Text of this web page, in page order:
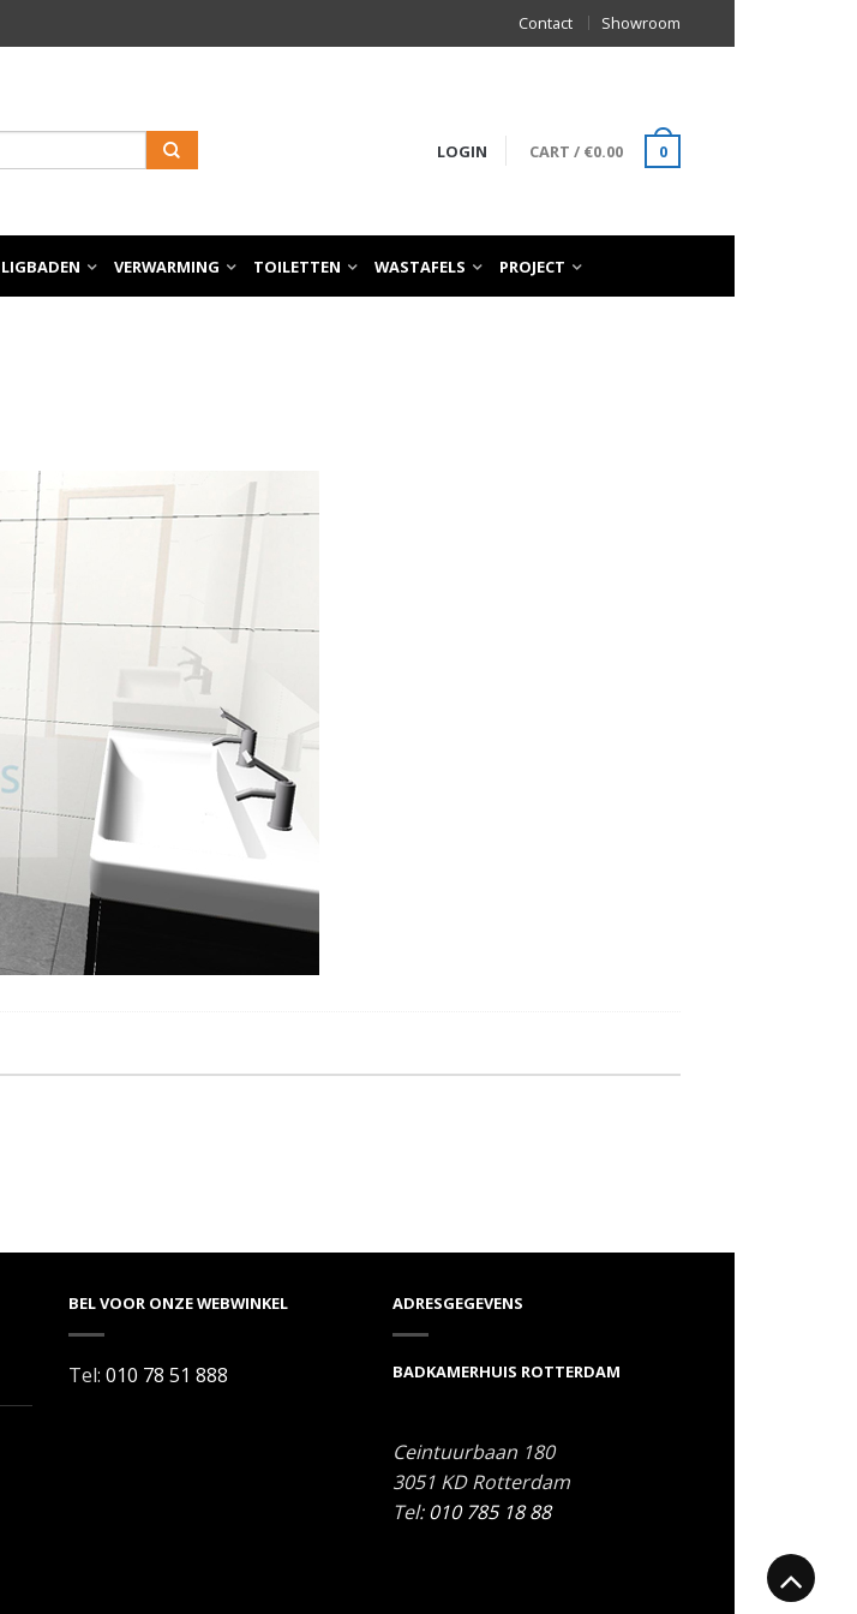
Contact Showroom
LOGIN CART / €0.00 0
LIGBADEN VERWARMING TOILETTEN WASTAFELS PROJECT
BEL VOOR ONZE WEBWINKEL
Tel: 010 78 51 888
ADRESGEGEVENS
BADKAMERHUIS ROTTERDAM
Ceintuurbaan 180
3051 KD Rotterdam
Tel:010 785 18 88